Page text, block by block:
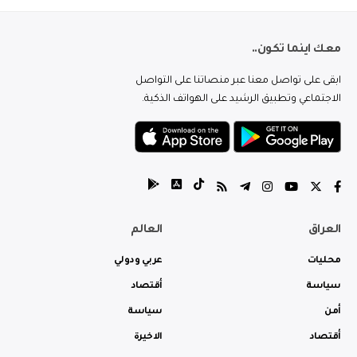
معك اينما تكون..
ابقى على تواصل معنا عبر منصاتنا على التواصل
الاجتماعي وتطبيق الرشيد على الهواتف الذكية.
العراق
محليات
سياسة
أمن
أقتصاد
العالم
عربي ودولي
أقتصاد
سياسة
الاخيرة